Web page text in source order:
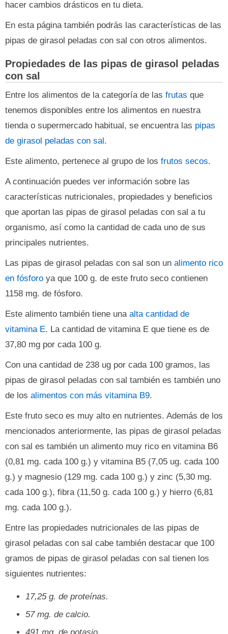
hacer cambios drásticos en tu dieta.
En esta página también podrás las características de las
pipas de girasol peladas con sal con otros alimentos.
Propiedades de las pipas de girasol peladas
con sal
Entre los alimentos de la categoría de las frutas que
tenemos disponibles entre los alimentos en nuestra
tienda o supermercado habitual, se encuentra las pipas
de girasol peladas con sal.
Este alimento, pertenece al grupo de los frutos secos.
A continuación puedes ver información sobre las
características nutricionales, propiedades y beneficios
que aportan las pipas de girasol peladas con sal a tu
organismo, así como la cantidad de cada uno de sus
principales nutrientes.
Las pipas de girasol peladas con sal son un alimento rico
en fósforo ya que 100 g. de este fruto seco contienen
1158 mg. de fósforo.
Este alimento también tiene una alta cantidad de
vitamina E. La cantidad de vitamina E que tiene es de
37,80 mg por cada 100 g.
Con una cantidad de 238 ug por cada 100 gramos, las
pipas de girasol peladas con sal también es también uno
de los alimentos con más vitamina B9.
Este fruto seco es muy alto en nutrientes. Además de los
mencionados anteriormente, las pipas de girasol peladas
con sal es también un alimento muy rico en vitamina B6
(0,81 mg. cada 100 g.) y vitamina B5 (7,05 ug. cada 100
g.) y magnesio (129 mg. cada 100 g.) y zinc (5,30 mg.
cada 100 g.), fibra (11,50 g. cada 100 g.) y hierro (6,81
mg. cada 100 g.).
Entre las propiedades nutricionales de las pipas de
girasol peladas con sal cabe también destacar que 100
gramos de pipas de girasol peladas con sal tienen los
siguientes nutrientes:
17,25 g. de proteínas.
57 mg. de calcio.